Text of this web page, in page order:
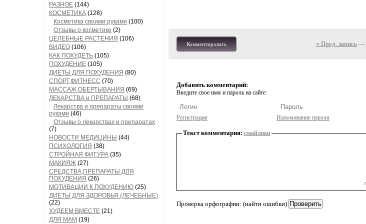
РАЗНОЕ (144)
КОСМЕТИКА (128)
Косметика своими руками (100)
Отзывы о косметике (2)
ЦЕЛЕБНЫЕ РАСТЕНИЯ (106)
ВИДЕО (106)
КАК ПОХУДЕТЬ (105)
ПОХУДЕНИЕ (105)
ДИЕТЫ ДЛЯ ПОХУДЕНИЯ (80)
СПОРТ,ФИТНЕСС (70)
МАССАЖ,ОБЕРТЫВАНИЯ (69)
ЛЕКАРСТВА и ПРЕПАРАТЫ (68)
Лекарства и препараты своими
руками (46)
Отзывы о лекарствах и препаратах
(7)
НОВОСТИ МЕДИЦИНЫ (44)
ПСИХОЛОГИЯ (38)
СТРОЙНАЯ ФИГУРА (35)
МАКИЯЖ (27)
СРЕДСТВА,ПРЕПАРАТЫ ДЛЯ
ПОХУДЕНИЯ (26)
МОТИВАЦИИ К ПОХУДЕНИЮ (25)
ДИЕТЫ ДЛЯ ЗДОРОВЬЯ (ЛЕЧЕБНЫЕ)
(22)
ХУДЕЕМ ВМЕСТЕ (21)
ДЛЯ МАМ (19)
Комментировать « Пред. запись—
Добавить комментарий:
Введите свое имя и пароль на сайте:
Регистрация Напоминание пароля
Текст комментария: смайлики
Проверка орфографии: (найти ошибки)